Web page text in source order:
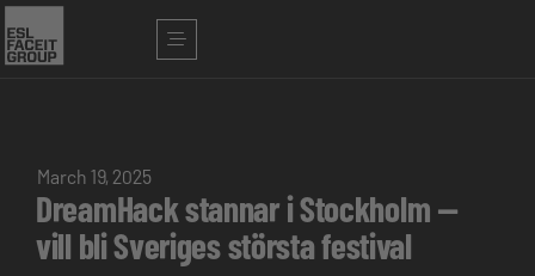
March 19, 2025
DreamHack stannar i Stockholm —
vill bli Sveriges största festival